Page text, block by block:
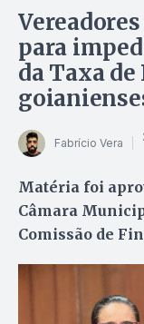
para
da Taxa de
Fabrício Vera
Matéria foi
Câmara
Comissão de